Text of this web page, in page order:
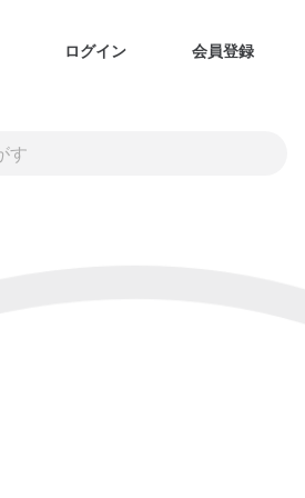
ログイン 会員登録